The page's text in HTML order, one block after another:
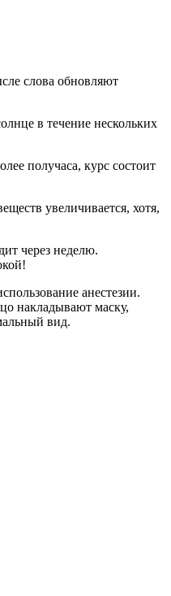
слова обновляют
в течение нескольких
получаса, курс состоит
увеличивается, хотя,
через неделю.
анестезии.
накладывают маску,
вид.